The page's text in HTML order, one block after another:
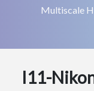
Multiscale
I11-